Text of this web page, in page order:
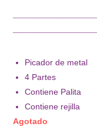
Picador de metal
4 Partes
Contiene Palita
Contiene rejilla
Agotado